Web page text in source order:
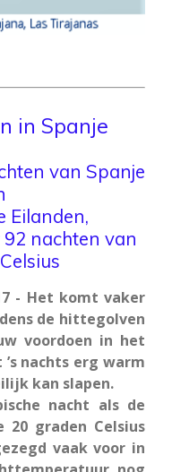
in Spanje
van Spanje
Eilanden,
nachten van
- Het komt vaker
de hittegolven
voordoen in het
nachts erg warm
kan slapen.
nacht als de
graden Celsius
vaak voor in